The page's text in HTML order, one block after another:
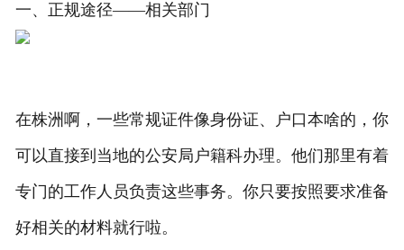
一、正规途径——相关部门
在株洲啊，一些常规证件像身份证、户口本啥的，你
可以直接到当地的公安局户籍科办理。他们那里有着
专门的工作人员负责这些事务。你只要按照要求准备
好相关的材料就行啦。